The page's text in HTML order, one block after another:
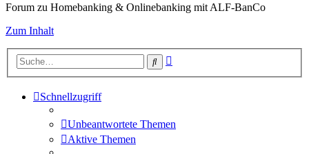
Forum zu Homebanking & Onlinebanking mit ALF-BanCo
Zum Inhalt
Suche
Schnellzugriff
Unbeantwortete Themen
Aktive Themen